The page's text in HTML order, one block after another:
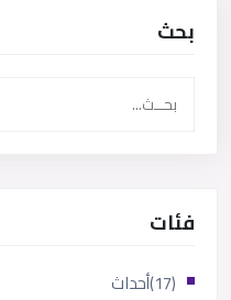
بحث
فئات
أحداث
(17)